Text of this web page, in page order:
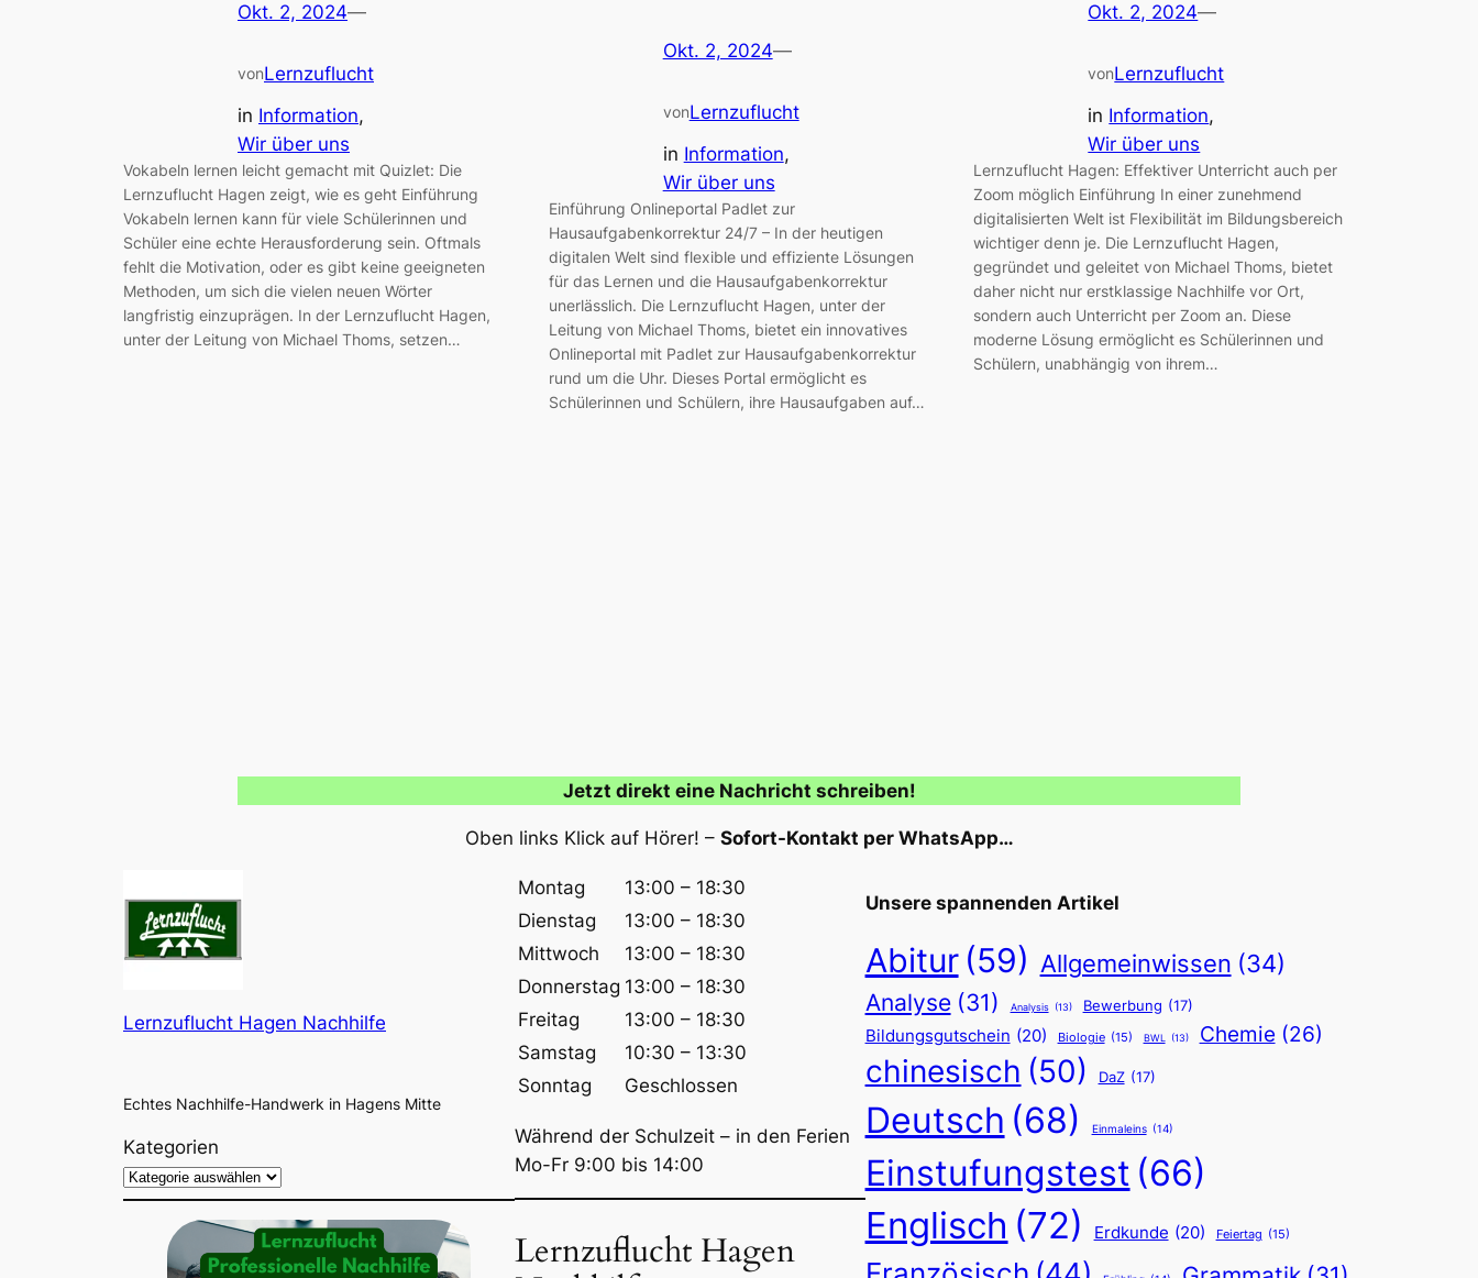
Okt. 2, 2024—
vonLernzuflucht
in Information
Wir über uns
Vokabeln lernen leicht gemacht mit Quizlet: Die
Lernzuflucht Hagen zeigt, wie es geht Einführung
Vokabeln lernen kann für viele Schülerinnen und
Schüler eine echte Herausforderung sein. Oftmals
fehlt die Motivation, oder es gibt keine geeigneten
Methoden, um sich die vielen neuen Wörter
langfristig einzuprägen. In der Lernzuflucht Hagen,
unter der Leitung von Michael Thoms, setzen…
Okt. 2, 2024—
vonLernzuflucht
in Information
Wir über uns
Einführung Onlineportal Padlet zur
Hausaufgabenkorrektur 24/7 – In der heutigen
digitalen Welt sind flexible und effiziente Lösungen
für das Lernen und die Hausaufgabenkorrektur
unerlässlich. Die Lernzuflucht Hagen, unter der
Leitung von Michael Thoms, bietet ein innovatives
Onlineportal mit Padlet zur Hausaufgabenkorrektur
rund um die Uhr. Dieses Portal ermöglicht es
Schülerinnen und Schülern, ihre Hausaufgaben auf…
Okt. 2, 2024—
vonLernzuflucht
in Information
Wir über uns
Lernzuflucht Hagen: Effektiver Unterricht auch per
Zoom möglich Einführung In einer zunehmend
digitalisierten Welt ist Flexibilität im Bildungsbereich
wichtiger denn je. Die Lernzuflucht Hagen,
gegründet und geleitet von Michael Thoms, bietet
daher nicht nur erstklassige Nachhilfe vor Ort,
sondern auch Unterricht per Zoom an. Diese
moderne Lösung ermöglicht es Schülerinnen und
Schülern, unabhängig von ihrem…
Jetzt direkt eine Nachricht schreiben!
Oben links Klick auf Hörer! – Sofort-Kontakt per WhatsApp…
Lernzuflucht Hagen Nachhilfe
Echtes Nachhilfe-Handwerk in Hagens Mitte
Kategorien
Montag
13:00 – 18:30
Dienstag
13:00 – 18:30
Mittwoch
13:00 – 18:30
Donnerstag 13:00 – 18:30
Freitag
13:00 – 18:30
Samstag
10:30 – 13:30
Sonntag
Geschlossen
Während der Schulzeit – in den Ferien
Mo-Fr 9:00 bis 14:00
Lernzuflucht Hagen
Unsere spannenden Artikel
Abitur (59) Allgemeinwissen (34)
Analyse (31) Analysis (13) Bewerbung (17)
Bildungsgutschein (20) Biologie (15) BWL (13) Chemie (26)
chinesisch (50) DaZ (17)
Deutsch (68) Einmaleins (14)
Einstufungstest (66)
Englisch (72) Erdkunde (20) Feiertag (15)